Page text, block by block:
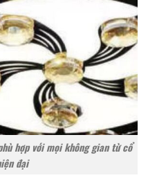
hợp với mọi không gian từ cổ
đại